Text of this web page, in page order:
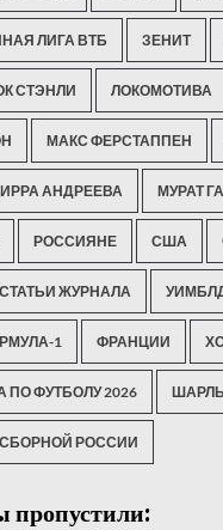
ЛИГА ВТБ ЗЕНИТ
СТЭНЛИ ЛОКОМОТИВА
МАКС ФЕРСТАППЕН
АНДРЕЕВА МУРАТ
РОССИЯНЕ США
СТАТЬИ ЖУРНАЛА
1 ФРАНЦИИ
ФУТБОЛУ 2026
СБОРНОЙ РОССИИ
пропустили: